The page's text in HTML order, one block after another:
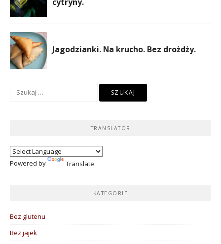
Szukaj:
TRANSLATOR
Powered by Translate
KATEGORIE
Bez glutenu
Bez jajek